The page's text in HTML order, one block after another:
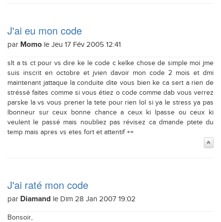
J'ai eu mon code
par Momo le Jeu 17 Fév 2005 12:41
slt a ts ct pour vs dire ke le code c kelke chose de simple moi jme
suis inscrit en octobre et jvien davoir mon code 2 mois et dmi
maintenant jattaque la conduite dite vous bien ke ca sert a rien de
stréssé faites comme si vous étiez o code comme dab vous verrez
parske la vs vous prener la tete pour rien lol si ya le stress ya pas
lbonneur sur ceux bonne chance a ceux ki lpasse ou ceux ki
veulent le passé mais noubliez pas révisez ca dmande ptete du
temp mais apres vs etes fort et attentif ++
J'ai raté mon code
par Diamand le Dim 28 Jan 2007 19:02
Bonsoir,